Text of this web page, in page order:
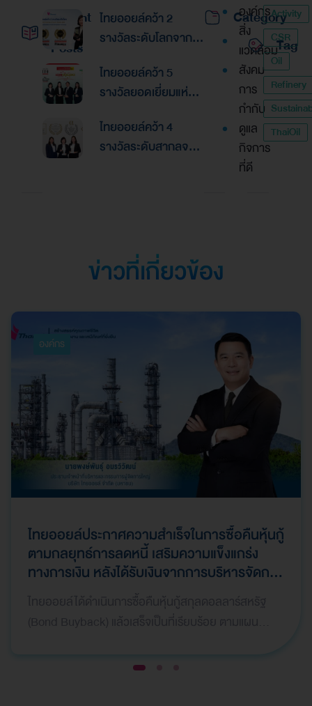
Recent
Posts
ไทยออยล์คว้า 2
รางวัลระดับโลกจาก
Finance Awards
2026ตอกย้ำความเป็น
เลิศด้านการบริหาร
การเงินและการระดม
ทุน
ไทยออยล์คว้า 5
รางวัลยอดเยี่ยมแห่ง
รางวัล “Asian
Excellence Award
ไทยออยล์คว้า 4
รางวัลระดับสากลจาก
Category
องค์กร
สิ่ง
แวดล้อม
สังคม
การ
กำกับ
ดูแล
กิจการ
ที่ดี
Tag
Activity
CSR
Oil
Refinery
ThaiOil
ข่าวที่เกี่ยวข้อง
องค์กร
ไทยออยล์ประกาศความสำเร็จในการซื้อคืนหุ้นกู้
ตามกลยุทธ์การลดหนี้ เสริมความแข็งแกร่ง
ทางการเงิน หลังได้รับเงินจากการบริหารจัดการ